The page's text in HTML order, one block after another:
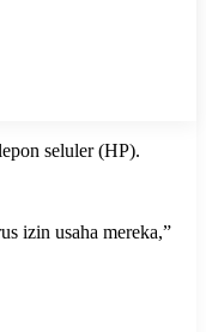
seluler (HP).
izin usaha mereka,”